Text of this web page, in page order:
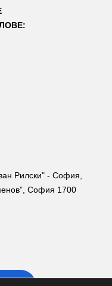
Рилски" - София,
София 1700